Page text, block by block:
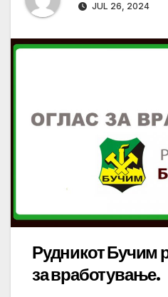
JUL 26, 2024
Рудникот Бучим
за вработување.